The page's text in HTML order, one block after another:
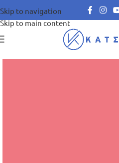
Skip to navigation
Skip to main content